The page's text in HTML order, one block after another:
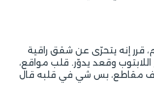
قرر إنه يتحرّى عن شقق راقية
وقعد يدوّر. قلب مواقع،
مقاطع، بس شي في قلبه قال